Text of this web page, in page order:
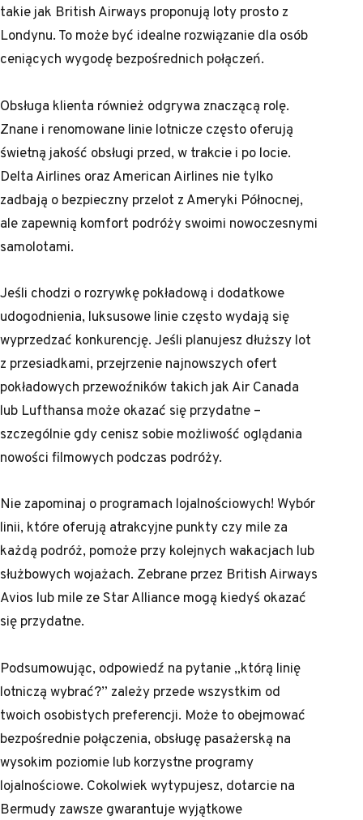
takie jak British Airways proponują loty prosto z
Londynu. To może być idealne rozwiązanie dla osób
ceniących wygodę bezpośrednich połączeń.
Obsługa klienta również odgrywa znaczącą rolę.
Znane i renomowane linie lotnicze często oferują
świetną jakość obsługi przed, w trakcie i po locie.
Delta Airlines oraz American Airlines nie tylko
zadbają o bezpieczny przelot z Ameryki Północnej,
ale zapewnią komfort podróży swoimi nowoczesnymi
samolotami.
Jeśli chodzi o rozrywkę pokładową i dodatkowe
udogodnienia, luksusowe linie często wydają się
wyprzedzać konkurencję. Jeśli planujesz dłuższy lot
z przesiadkami, przejrzenie najnowszych ofert
pokładowych przewoźników takich jak Air Canada
lub Lufthansa może okazać się przydatne –
szczególnie gdy cenisz sobie możliwość oglądania
nowości filmowych podczas podróży.
Nie zapominaj o programach lojalnościowych! Wybór
linii, które oferują atrakcyjne punkty czy mile za
każdą podróż, pomoże przy kolejnych wakacjach lub
służbowych wojażach. Zebrane przez British Airways
Avios lub mile ze Star Alliance mogą kiedyś okazać
się przydatne.
Podsumowując, odpowiedź na pytanie „którą linię
lotniczą wybrać?” zależy przede wszystkim od
twoich osobistych preferencji. Może to obejmować
bezpośrednie połączenia, obsługę pasażerską na
wysokim poziomie lub korzystne programy
lojalnościowe. Cokolwiek wytypujesz, dotarcie na
Bermudy zawsze gwarantuje wyjątkowe